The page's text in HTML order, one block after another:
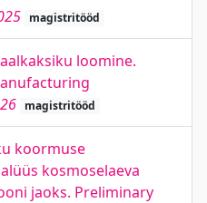
magistritööd
loomine.
magistritööd
koormuse
kosmoselaeva
jaoks. Preliminary